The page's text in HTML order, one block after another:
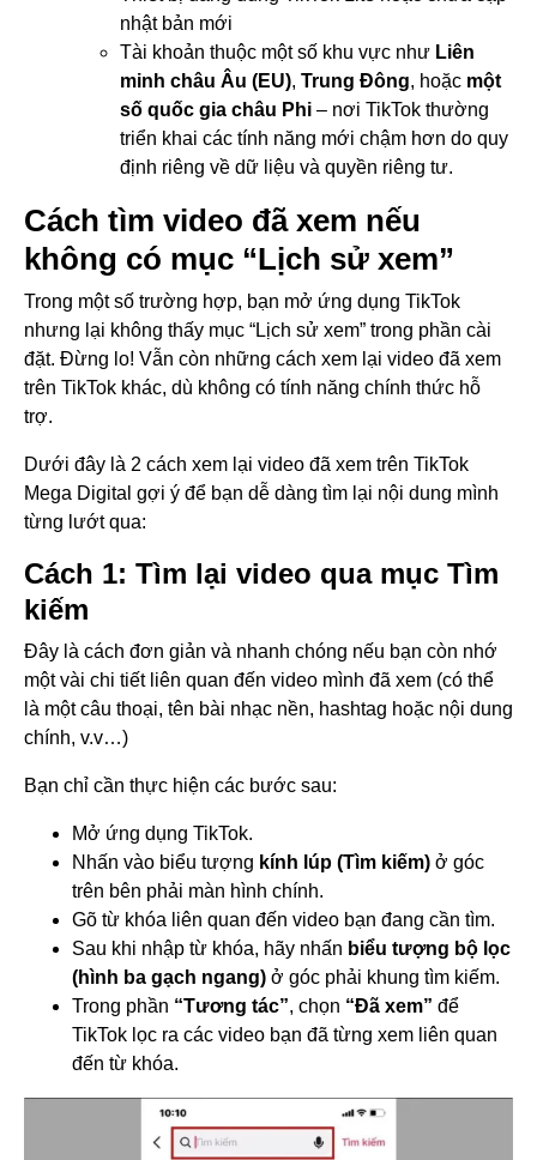
nhật bản mới
Tài khoản thuộc một số khu vực như Liên
minh châu Âu (EU), Trung Đông, hoặc một
số quốc gia châu Phi – nơi TikTok thường
triển khai các tính năng mới chậm hơn do quy
định riêng về dữ liệu và quyền riêng tư.
Cách tìm video đã xem nếu
không có mục “Lịch sử xem”
Trong một số trường hợp, bạn mở ứng dụng TikTok
nhưng lại không thấy mục “Lịch sử xem” trong phần cài
đặt. Đừng lo! Vẫn còn những cách xem lại video đã xem
trên TikTok khác, dù không có tính năng chính thức hỗ
trợ.
Dưới đây là 2 cách xem lại video đã xem trên TikTok
Mega Digital gợi ý để bạn dễ dàng tìm lại nội dung mình
từng lướt qua:
Cách 1: Tìm lại video qua mục Tìm
kiếm
Đây là cách đơn giản và nhanh chóng nếu bạn còn nhớ
một vài chi tiết liên quan đến video mình đã xem (có thể
là một câu thoại, tên bài nhạc nền, hashtag hoặc nội dung
chính, v.v…)
Bạn chỉ cần thực hiện các bước sau:
Mở ứng dụng TikTok.
Nhấn vào biểu tượng kính lúp (Tìm kiếm) ở góc
trên bên phải màn hình chính.
Gõ từ khóa liên quan đến video bạn đang cần tìm.
Sau khi nhập từ khóa, hãy nhấn biểu tượng bộ lọc
(hình ba gạch ngang) ở góc phải khung tìm kiếm.
Trong phần “Tương tác”, chọn “Đã xem” để
TikTok lọc ra các video bạn đã từng xem liên quan
đến từ khóa.